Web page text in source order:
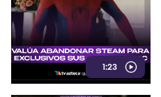
1:23